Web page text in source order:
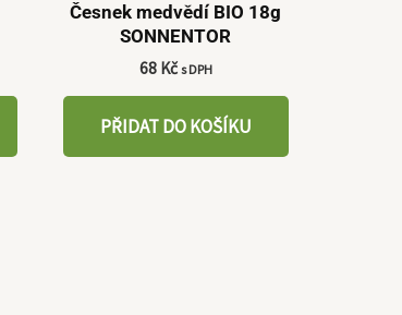
Česnek medvědí BIO 18g
SONNENTOR
68 Kč s DPH
PŘIDAT DO KOŠÍKU